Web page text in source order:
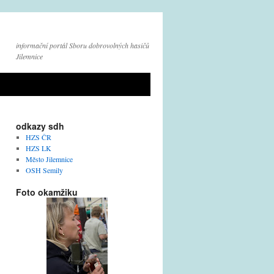
informační portál Sboru dobrovolných hasičů
Jilemnice
odkazy sdh
HZS ČR
HZS LK
Město Jilemnice
OSH Semily
Foto okamžiku